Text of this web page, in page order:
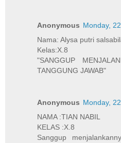
Anonymous Monday,
Nama: Alysa putri
Kelas:X.8
"SANGGUP
TANGGUNG JAWAB"
Anonymous Monday,
NAMA :TIAN NABIL
KELAS :X.8
Sanggup